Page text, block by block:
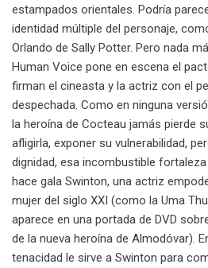
estampados orientales. Podría
identidad múltiple del personaje,
Orlando de Sally Potter. Pero nada
Human Voice pone en escena el
firman el cineasta y la actriz con el
despechada. Como en ninguna
la heroína de Cocteau jamás pierde
afligirla, exponer su vulnerabilidad,
dignidad, esa incombustible
hace gala Swinton, una actriz
mujer del siglo XXI (como la Uma
aparece en una portada de DVD
de la nueva heroína de Almodóvar).
tenacidad le sirve a Swinton para